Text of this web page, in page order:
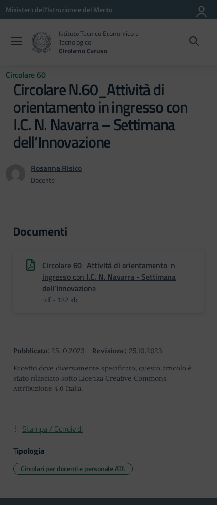
Vai ai contenuti
Vai al menu di navigazione
Vai al footer
Ministero dell'Istruzione e del Merito
Istituto Tecnico Economico e
Tecnologico
Girolamo Caruso
Circolare 60
Circolare N.60_Attività di
orientamento in ingresso con
I.C. N. Navarra – Settimana
dell’Innovazione
Rosanna Risico
Docente
Documenti
Circolare 60_Attività di orientamento in
ingresso con I.C. N. Navarra - Settimana
dell’Innovazione
pdf - 182 kb
Pubblicato: 25.10.2023 - Revisione: 25.10.2023
Eccetto dove diversamente specificato, questo articolo è
stato rilasciato sotto Licenza Creative Commons
Attribuzione 4.0 Italia.
Stampa / Condividi
Tipologia
Circolari per docenti e personale ATA